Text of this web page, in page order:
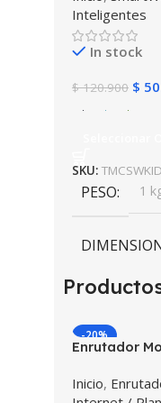
Inteligentes
In stock
$120.900 $
SKU:
PESO 1
10 × 10 × 10
COLOR
Negro , Azul
-20%
Enrutador
Operador 4G
Inicio,